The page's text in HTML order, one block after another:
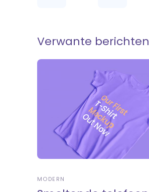
Verwante berichten
MODERN